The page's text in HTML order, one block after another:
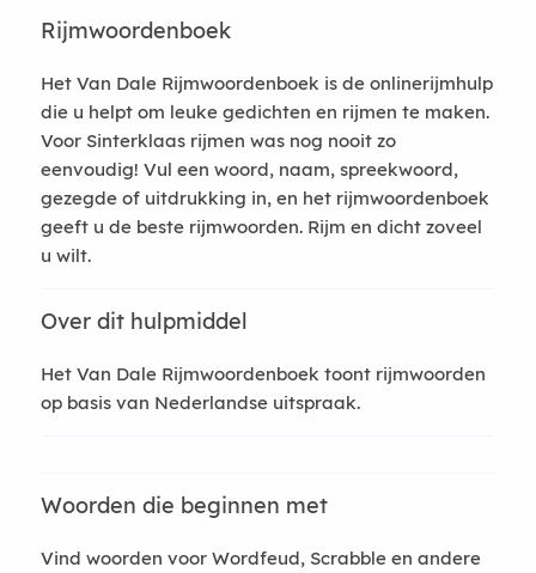
Rijmwoordenboek
Het Van Dale Rijmwoordenboek is de onlinerijmhulp
die u helpt om leuke gedichten en rijmen te maken.
Voor Sinterklaas rijmen was nog nooit zo
eenvoudig! Vul een woord, naam, spreekwoord,
gezegde of uitdrukking in, en het rijmwoordenboek
geeft u de beste rijmwoorden. Rijm en dicht zoveel
u wilt.
Over dit hulpmiddel
Het Van Dale Rijmwoordenboek toont rijmwoorden
op basis van Nederlandse uitspraak.
Woorden die beginnen met
Vind woorden voor Wordfeud, Scrabble en andere